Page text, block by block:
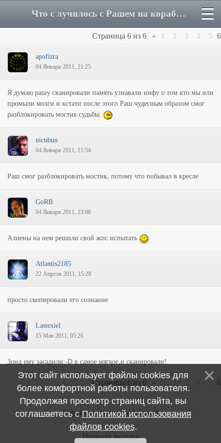
Что с лучилось с Рашем на корабле Алиенов - Страница 6 - Форум
Страница 6 из 6 « 1 2 3 4 5 6
apofizra
04 Января 2011, 21:25
Я думаю рашу сканировали память узнавали инфу о том кто мы или
промыли мозги и кстати после этого Раш чудесным образом смог
разблокировать мостик судьбы.
nicubun
04 Января 2011, 21:54
Раш смог разблокировать мостик, потому что побывал в кресле
GoRB
04 Января 2011, 23:08
Алиены на нем решили свой жпс испытать
Atlantis2185
22 Апреля 2011, 15:28
просто скопировали его сознание
Lastexiel
15 Мая 2011, 05:26
Зонд ему засадили:-D в самое мягкое,и сканировали!
Страница 6 из 6 « 2 6
Перейти к ленте сообщений
Правила форума
Этот сайт использует файлы cookies для
более комфортной работы пользователя.
Продолжая просмотр страниц сайта, вы
соглашаетесь сПолитикой использования
файлов cookies.